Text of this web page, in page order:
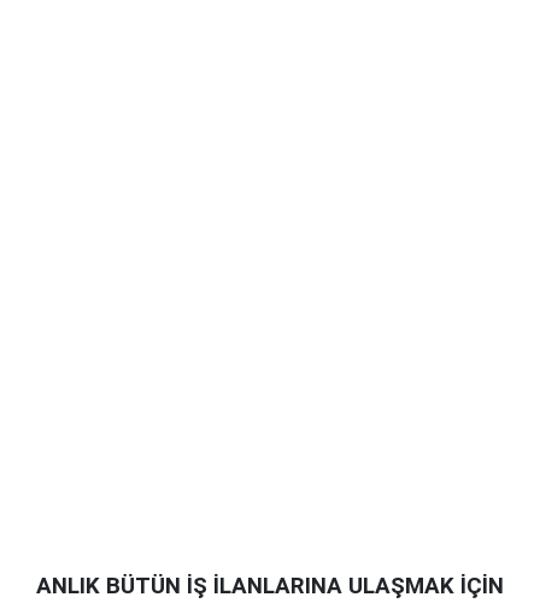
ANLIK BÜTÜN İŞ İLANLARINA ULAŞMAK İÇİN